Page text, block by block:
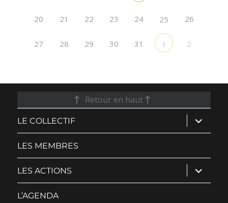
20 21 22 23 24 25 26
27 28 29 30 31 1 2
Retour en haut
LE COLLECTIF ouvrir
le
sous-
LES MEMBRES
LES ACTIONS ouvrir
le
sous-
L’AGENDA